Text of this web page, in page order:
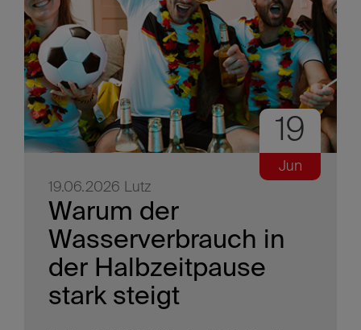
19
Jun
19.06.2026 Lutz
Warum der
Wasserverbrauch in
der Halbzeitpause
stark steigt